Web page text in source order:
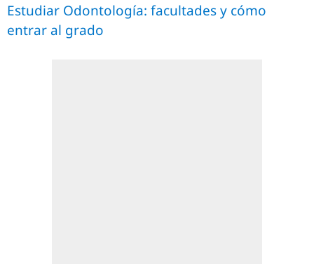
Estudiar Odontología: facultades y cómo
entrar al grado